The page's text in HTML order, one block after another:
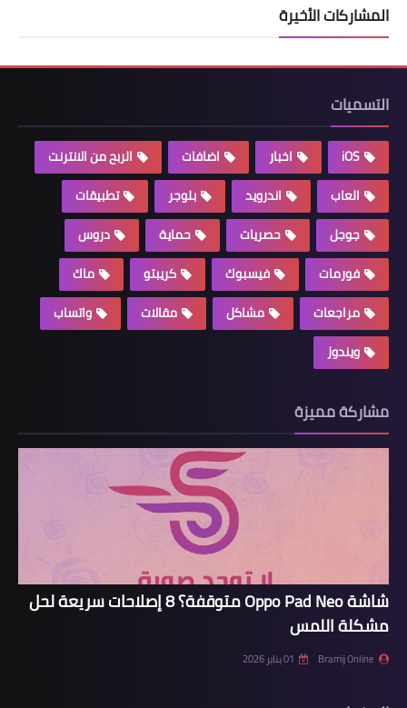
المشاركات الأخيرة
التسميات
iOS اخبار اضافات
الربح من الانترنت
العاب
اندرويد بلوجر
تطبيقات
جوجل
حصريات حماية
دروس
فورمات
فيسبوك كريبتو
ماك
مراجعات
مشاكل مقالات
واتساب
ويندوز
مشاركة مميزة
شاشة Oppo Pad Neo متوقفة؟ 8 إصلاحات سريعة لحل
مشكلة اللمس
Bramij Online 01 يناير 2026